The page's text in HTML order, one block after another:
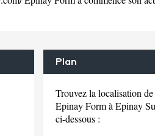
Plan
Trouvez la localisation
Epinay Form à Epinay
ci-dessous :